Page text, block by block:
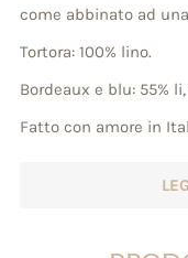
come abbinato ad
Tortora: 100% lino.
Bordeaux e blu: 55% li,
Fatto con amore in